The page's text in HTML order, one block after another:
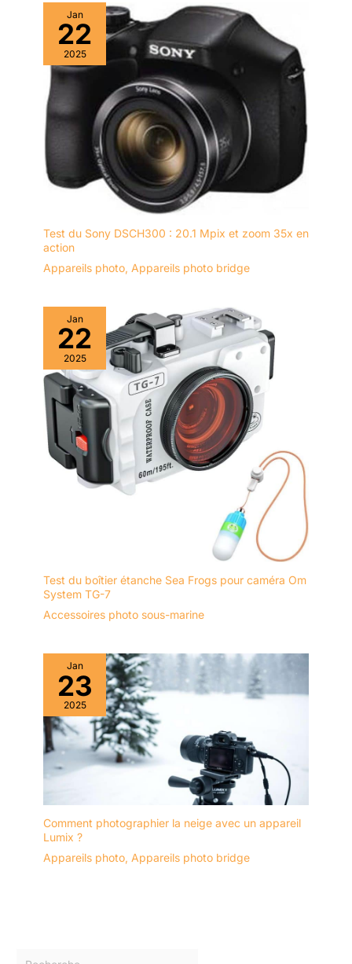
sous-marine est équipée d'une batterie rechargeable
améliorée de 2500 mAh, qui assure jusqu'à 4 heures
d'enregistrement vidéo continu, vous n'avez pas besoin de
vous soucier de la durée de vie de la batterie ou de la charger
fréquemment. La lampe de poche SOS en un clic peut
rapidement attirer l'attention en cas de danger. Que ce soit pour
une aventure en plein air ou une séance de voyage prolongée,
cet appareil photo est votre compagnon fiable. 【Appareil
photo numérique multifonction】 Cet appareil photo robuste est
doté de plusieurs fonctions : zoom 18x, éclairage d'appoint,
mise au point automatique, anti-tremblement, prises de vue en
continu, retardateur, time lapse, enregistrement en boucle, etc.
Le paquet comprend un appareil photo, un câble de type C, un
manuel, un cordon et un sac de rangement. Il est petit et
portable, élégant et puissant, il permet de prendre facilement
des photos et des vidéos HD à tout moment et n'importe où.
Jan
22
2025
Test du Sony DSCH300 : 20.1 Mpix et zoom 35x en
action
Appareils photo, Appareils photo bridge
Jan
22
2025
Test du boîtier étanche Sea Frogs pour caméra Om
System TG-7
Accessoires photo sous-marine
Jan
23
2025
Comment photographier la neige avec un appareil
Lumix ?
Appareils photo, Appareils photo bridge